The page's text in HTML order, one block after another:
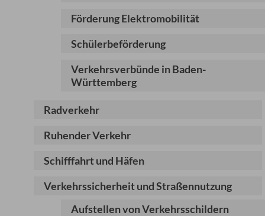
Förderung Elektromobilität
Schülerbeförderung
Verkehrsverbünde in Baden-
Württemberg
Radverkehr
Ruhender Verkehr
Schifffahrt und Häfen
Verkehrssicherheit und Straßennutzung
Aufstellen von Verkehrsschildern